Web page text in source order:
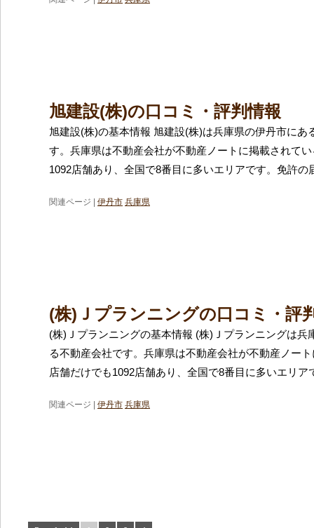
旭建設(株)の口コミ・評判情報
旭建設(株)の基本情報 旭建設(株)は兵庫県の伊丹市にあ
す。兵庫県は不動産会社が不動産ノートに掲載されて
1092店舗あり、全国で8番目に多いエリアです。免許の
関連ページ | 伊丹市 兵庫県
(株)Ｊプランニングの口コミ・評
(株)Ｊプランニングの基本情報 (株)Ｊプランニングは兵
る不動産会社です。兵庫県は不動産会社が不動産ノー
店舗だけでも1092店舗あり、全国で8番目に多いエリア
関連ページ | 伊丹市 兵庫県